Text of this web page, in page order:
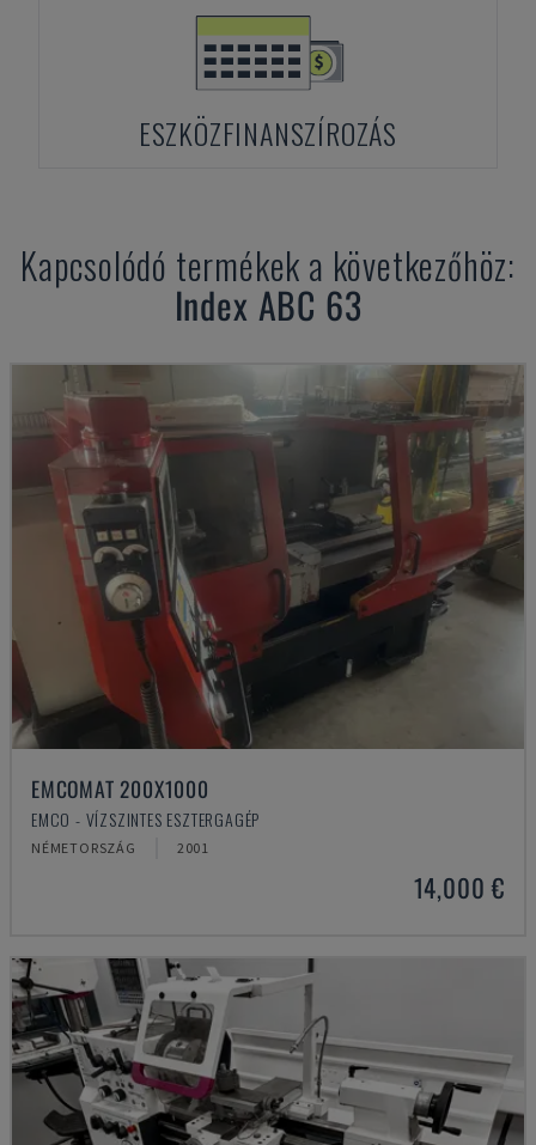
ESZKÖZFINANSZÍROZÁS
Kapcsolódó termékek a következőhöz:
Index ABC 63
EMCOMAT 200X1000
EMCO - VÍZSZINTES ESZTERGAGÉP
NÉMETORSZÁG 2001
14,000 €